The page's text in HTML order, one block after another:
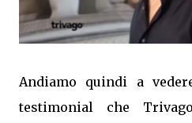
Andiamo quindi a
testimonial che